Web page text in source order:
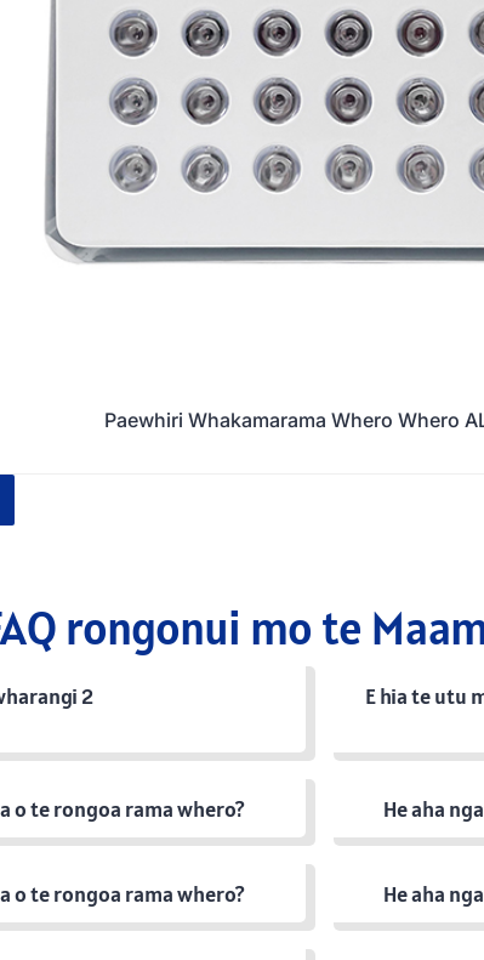
Paewhiri Whakamarama Whero Whero
rongonui mo te
2
E hia te utu
o te rongoa rama whero? He aha
o te rongoa rama whero? He aha